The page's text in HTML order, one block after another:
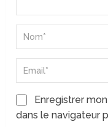
Enregistrer
dans le navigateur